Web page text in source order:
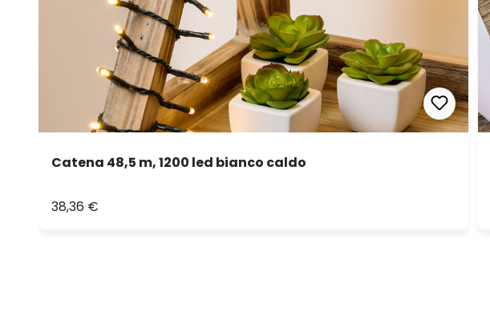
Catena 48,5 m, 1200 led bianco caldo
38,36 €